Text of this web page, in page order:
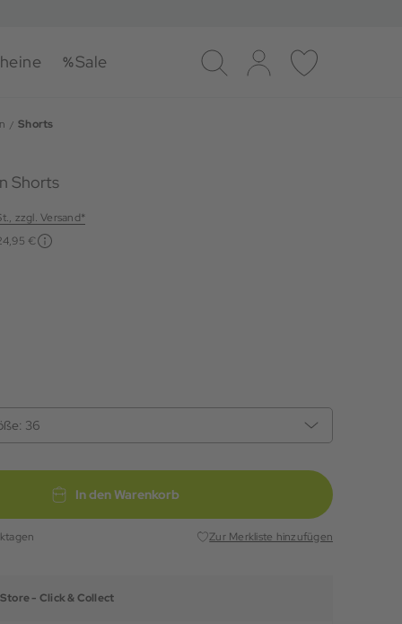
Sale
Suche Log-in Merkliste
Shorts
Shorts
zzgl. Versand*
€
36
In den Warenkorb
Zur Merkliste hinzufügen
- Click & Collect